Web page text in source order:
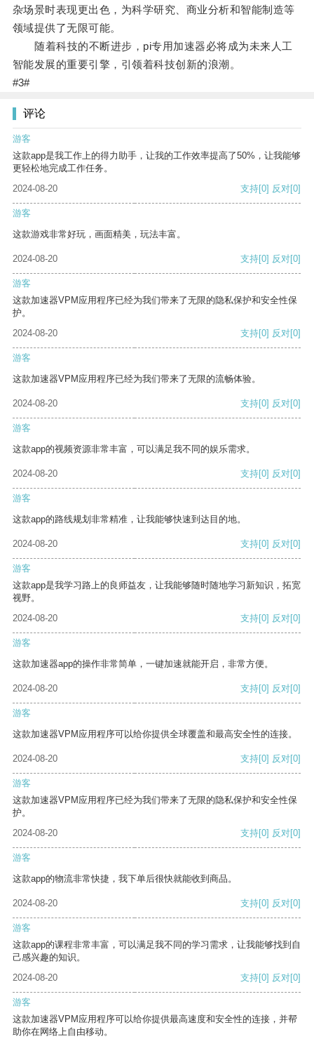
杂场景时表现更出色，为科学研究、商业分析和智能制造等
领域提供了无限可能。
随着科技的不断进步，pi专用加速器必将成为未来人工
智能发展的重要引擎，引领着科技创新的浪潮。
#3#
评论
游客
这款app是我工作上的得力助手，让我的工作效率提高了50%，让我能够
更轻松地完成工作任务。
2024-08-20
支持[0] 反对[0]
游客
这款游戏非常好玩，画面精美，玩法丰富。
2024-08-20 支持[0] 反对[0]
游客
这款加速器VPM应用程序已经为我们带来了无限的隐私保护和安全性保
护。
2024-08-20
支持[0] 反对[0]
游客
这款加速器VPM应用程序已经为我们带来了无限的流畅体验。
2024-08-20 支持[0] 反对[0]
游客
这款app的视频资源非常丰富，可以满足我不同的娱乐需求。
2024-08-20 支持[0] 反对[0]
游客
这款app的路线规划非常精准，让我能够快速到达目的地。
2024-08-20 支持[0] 反对[0]
游客
这款app是我学习路上的良师益友，让我能够随时随地学习新知识，拓宽
视野。
2024-08-20
支持[0] 反对[0]
游客
这款加速器app的操作非常简单，一键加速就能开启，非常方便。
2024-08-20 支持[0] 反对[0]
游客
这款加速器VPM应用程序可以给你提供全球覆盖和最高安全性的连接。
2024-08-20 支持[0] 反对[0]
游客
这款加速器VPM应用程序已经为我们带来了无限的隐私保护和安全性保
护。
2024-08-20
支持[0] 反对[0]
游客
这款app的物流非常快捷，我下单后很快就能收到商品。
2024-08-20 支持[0] 反对[0]
游客
这款app的课程非常丰富，可以满足我不同的学习需求，让我能够找到自
己感兴趣的知识。
2024-08-20
支持[0] 反对[0]
游客
这款加速器VPM应用程序可以给你提供最高速度和安全性的连接，并帮
助你在网络上自由移动。